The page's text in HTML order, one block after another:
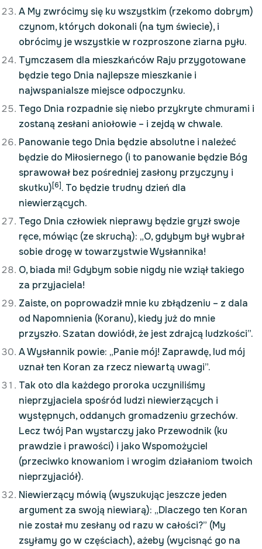
A My zwrócimy się ku wszystkim (rzekomo dobrym)
czynom, których dokonali (na tym świecie), i
obrócimy je wszystkie w rozproszone ziarna pyłu.
Tymczasem dla mieszkańców Raju przygotowane
będzie tego Dnia najlepsze mieszkanie i
najwspanialsze miejsce odpoczynku.
Tego Dnia rozpadnie się niebo przykryte chmurami i
zostaną zesłani aniołowie – i zejdą w chwale.
Panowanie tego Dnia będzie absolutne i należeć
będzie do Miłosiernego (i to panowanie będzie Bóg
sprawował bez pośredniej zasłony przyczyny i
skutku)[6]. To będzie trudny dzień dla
niewierzących.
Tego Dnia człowiek nieprawy będzie gryzł swoje
ręce, mówiąc (ze skruchą): „O, gdybym był wybrał
sobie drogę w towarzystwie Wysłannika!
O, biada mi! Gdybym sobie nigdy nie wziął takiego
za przyjaciela!
Zaiste, on poprowadził mnie ku zbłądzeniu – z dala
od Napomnienia (Koranu), kiedy już do mnie
przyszło. Szatan dowiódł, że jest zdrajcą ludzkości”.
A Wysłannik powie: „Panie mój! Zaprawdę, lud mój
uznał ten Koran za rzecz niewartą uwagi”.
Tak oto dla każdego proroka uczyniliśmy
nieprzyjaciela spośród ludzi niewierzących i
występnych, oddanych gromadzeniu grzechów.
Lecz twój Pan wystarczy jako Przewodnik (ku
prawdzie i prawości) i jako Wspomożyciel
(przeciwko knowaniom i wrogim działaniom twoich
nieprzyjaciół).
Niewierzący mówią (wyszukując jeszcze jeden
argument za swoją niewiarą): „Dlaczego ten Koran
nie został mu zesłany od razu w całości?” (My
zsyłamy go w częściach), ażeby (wycisnąć go na